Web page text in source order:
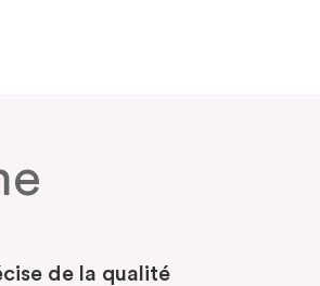
de la qualité